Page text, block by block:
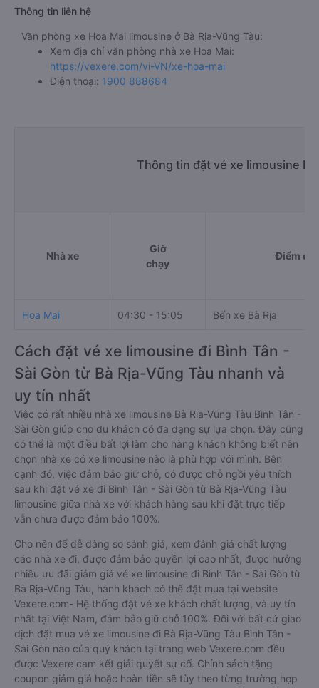
Thông tin liên hệ
Văn phòng xe Hoa Mai limousine ở Bà Rịa-Vũng Tàu:
Xem địa chỉ văn phòng nhà xe Hoa Mai:
https://vexere.com/vi-VN/xe-hoa-mai
Điện thoại: 1900 888684
Thông tin đặt vé xe limousine
Nhà xe
Giờ
chạy
Điểm đi
Hoa Mai 04:30 - 15:05 Bến xe Bà Rịa
Cách đặt vé xe limousine đi Bình Tân -
Sài Gòn từ Bà Rịa-Vũng Tàu nhanh và
uy tín nhất
Việc có rất nhiều nhà xe limousine Bà Rịa-Vũng Tàu Bình Tân -
Sài Gòn giúp cho du khách có đa dạng sự lựa chọn. Đây cũng
có thể là một điều bất lợi làm cho hàng khách không biết nên
chọn nhà xe có xe limousine nào là phù hợp với mình. Bên
cạnh đó, việc đảm bảo giữ chỗ, có được chỗ ngồi yêu thích
sau khi đặt vé xe đi Bình Tân - Sài Gòn từ Bà Rịa-Vũng Tàu
limousine giữa nhà xe với khách hàng sau khi đặt trực tiếp
vẫn chưa được đảm bảo 100%.
Cho nên để dễ dàng so sánh giá, xem đánh giá chất lượng
các nhà xe đi, được đảm bảo quyền lợi cao nhất, được hưởng
nhiều ưu đãi giảm giá vé xe limousine đi Bình Tân - Sài Gòn từ
Bà Rịa-Vũng Tàu, hành khách có thể đặt mua tại website
Vexere.com- Hệ thống đặt vé xe khách chất lượng, và uy tín
nhất tại Việt Nam, đảm bảo giữ chỗ 100%. Đối với bất cứ giao
dịch đặt mua vé xe limousine đi Bà Rịa-Vũng Tàu Bình Tân -
Sài Gòn nào của quý khách tại trang web Vexere.com đều
được Vexere cam kết giải quyết sự cố. Chính sách tặng
coupon giảm giá hoặc hoàn tiền sẽ tùy theo từng trường hợp